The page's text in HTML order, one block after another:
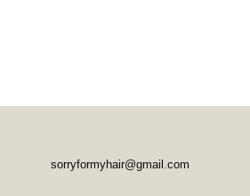
sorryformyhair@gmail.com